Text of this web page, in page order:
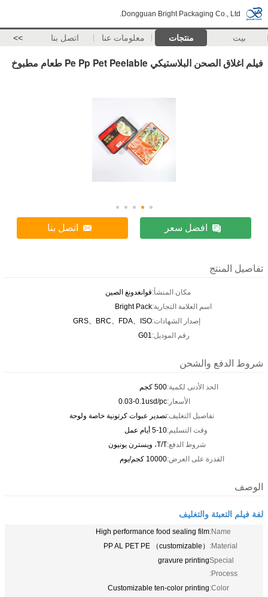
Dongguan Bright Packaging Co., Ltd.
بيت منتجات معلومات عنا اتصل بنا >>
فيلم اغلاق الصحن البلاستيكي Pe Pp Pet Peelable طعام مطبوخ
افضل سعر اتصل بنا
تفاصيل المنتج
مكان المنشأ:قوانغدونغ الصين
اسم العلامة التجارية:Bright Pack
إصدار الشهادات:GRS、BRC、FDA、ISO
رقم الموديل:G01
شروط الدفع والشحن
الحد الأدنى لكمية:500 كجم
الأسعار:0.03-0.1usd/pc
تفاصيل التغليف:تصدير عبوات كرتونية خاصة ولوحة
وقت التسليم:5-10 أيام عمل
شروط الدفع:T/T، ويسترن يونيون
القدرة على العرض:10000 كجم/يوم
الوصف
لفة فيلم التعبئة والتغليف
Name:
High performance food sealing film
Material:
PP AL PET PE （customizable）
Special
Process:
gravure printing
Color:
Customizable ten-color printing